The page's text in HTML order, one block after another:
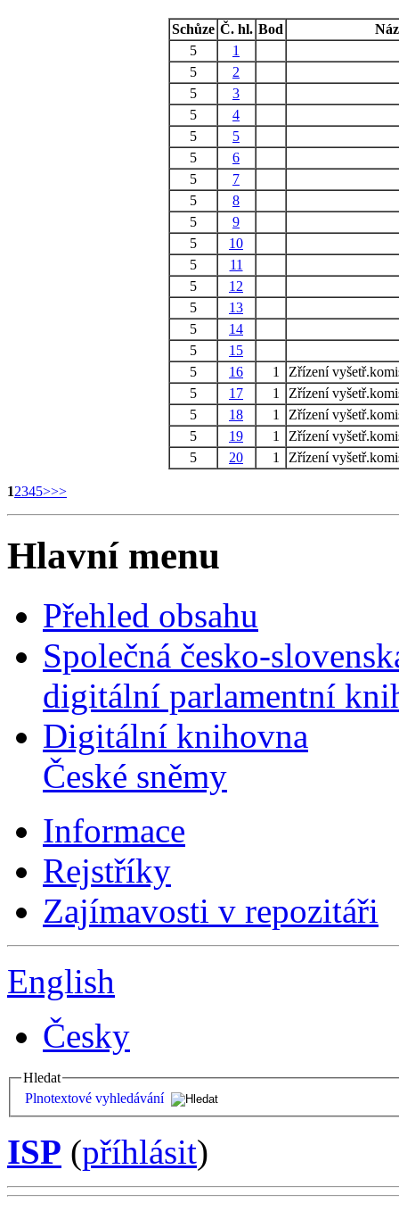
Schůze Č. hl. Bod
5
1
5
2
5
3
5
4
5
5
5
6
5
7
5
8
5
9
5
10
5
11
5
12
5
13
5
14
5
15
5
16 1
Zřízení
5
17 1
Zřízení
5
18 1
Zřízení
5
19 1
Zřízení
5
20 1 Zřízení
12345>>>
Hlavní menu
Přehled obsahu
Společná česko-
digitální parlamentní
Digitální knihovna
České sněmy
Informace
Rejstříky
Zajímavosti v repozitáři
English
Česky
Hledat
Plnotextové vyhledávání
ISP (příhlásit)